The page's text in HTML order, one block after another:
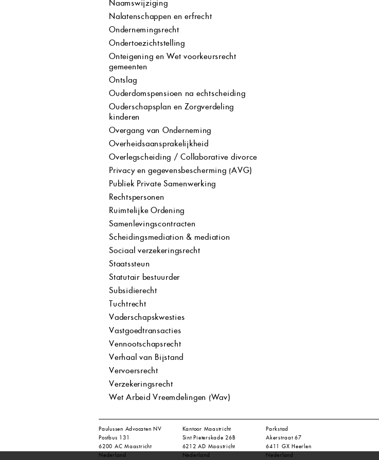
Naamswijziging
Nalatenschappen en erfrecht
Ondernemingsrecht
Ondertoezichtstelling
Onteigening en Wet voorkeursrecht
gemeenten
Ontslag
Ouderdomspensioen na echtscheiding
Ouderschapsplan en Zorgverdeling
kinderen
Overgang van Onderneming
Overheidsaansprakelijkheid
Overlegscheiding / Collaborative divorce
Privacy en gegevensbescherming (AVG)
Publiek Private Samenwerking
Rechtspersonen
Ruimtelijke Ordening
Samenlevingscontracten
Scheidingsmediation & mediation
Sociaal verzekeringsrecht
Staatssteun
Statutair bestuurder
Subsidierecht
Tuchtrecht
Vaderschapskwesties
Vastgoedtransacties
Vennootschapsrecht
Verhaal van Bijstand
Vervoersrecht
Verzekeringsrecht
Wet Arbeid Vreemdelingen (Wav)
Paulussen Advocaten NV
Postbus 131
6200 AC Maastricht
Nederland
Kantoor Maastricht
Sint Pieterskade 26B
6212 AD Maastricht
Nederland
Parkstad
Akerstraat 67
6411 GX Heerlen
Nederland